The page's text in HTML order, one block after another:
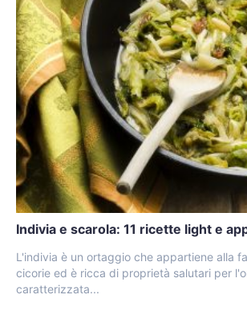
Indivia e scarola: 11 ricette light e
L'indivia è un ortaggio che appartiene alla
cicorie ed è ricca di proprietà salutari per
caratterizzata...